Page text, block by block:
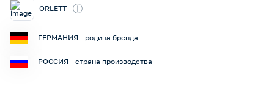
ORLETT i
ГЕРМАНИЯ - родина бренда
РОССИЯ - страна производства